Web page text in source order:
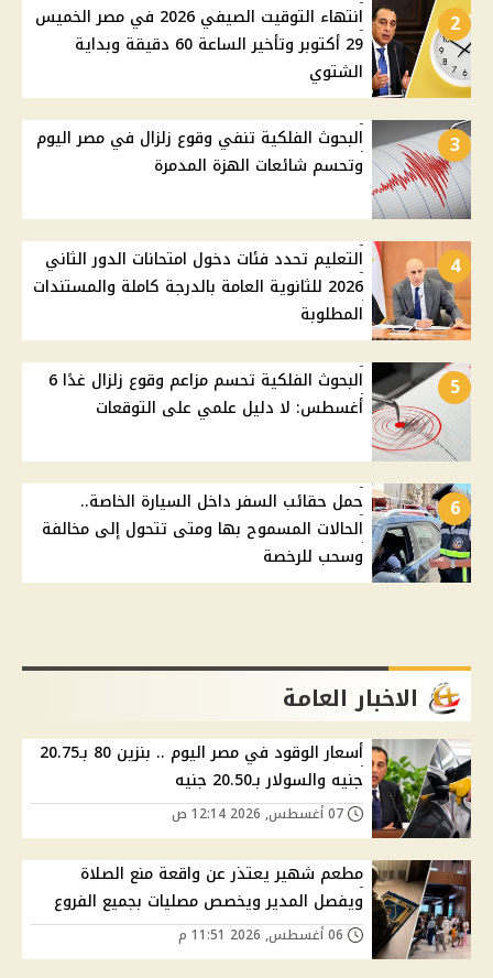
2
انتهاء التوقيت الصيفي 2026 في مصر الخميس
29 أكتوبر وتأخير الساعة 60 دقيقة وبداية
الشتوي
3
البحوث الفلكية تنفي وقوع زلزال في مصر اليوم
وتحسم شائعات الهزة المدمرة
4
التعليم تحدد فئات دخول امتحانات الدور الثاني
2026 للثانوية العامة بالدرجة كاملة والمستندات
المطلوبة
5
البحوث الفلكية تحسم مزاعم وقوع زلزال غدًا 6
أغسطس: لا دليل علمي على التوقعات
6
حمل حقائب السفر داخل السيارة الخاصة..
الحالات المسموح بها ومتى تتحول إلى مخالفة
وسحب للرخصة
الاخبار العامة
أسعار الوقود في مصر اليوم .. بنزين 80 بـ20.75
جنيه والسولار بـ20.50 جنيه
مطعم شهير يعتذر عن واقعة منع الصلاة
ويفصل المدير ويخصص مصليات بجميع الفروع